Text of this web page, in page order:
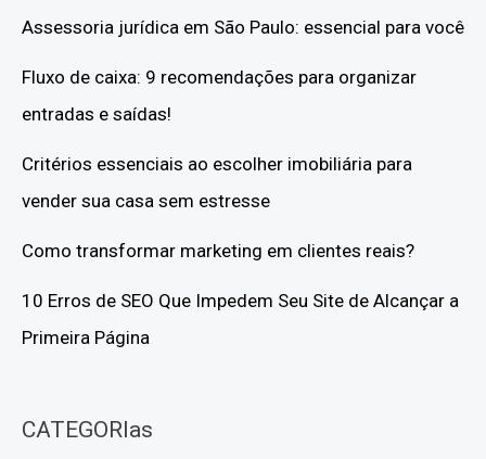
Assessoria jurídica em São Paulo: essencial para você
Fluxo de caixa: 9 recomendações para organizar
entradas e saídas!
Critérios essenciais ao escolher imobiliária para
vender sua casa sem estresse
Como transformar marketing em clientes reais?
10 Erros de SEO Que Impedem Seu Site de Alcançar a
Primeira Página
CATEGORIas